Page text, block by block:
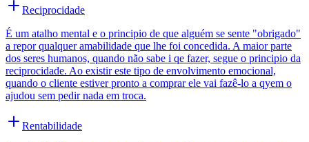
Reciprocidade
É um atalho mental e o principio de que alguém se sente "obrigado"
a repor qualquer amabilidade que lhe foi concedida. A maior parte
dos seres humanos, quando não sabe i qe fazer, segue o principio da
reciprocidade. Ao existir este tipo de envolvimento emocional,
quando o cliente estiver pronto a comprar ele vai fazê-lo a qyem o
ajudou sem pedir nada em troca.
Rentabilidade